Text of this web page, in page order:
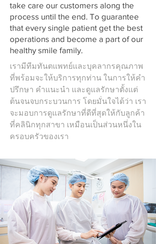
take care our customers along the
process until the end. To guarantee
that every single patient get the best
operations and become a part of our
healthy smile family.
เรามีทีมทันตแพทย์และบุคลากรคุณภาพ
ที่พร้อมจะให้บริการทุกท่าน ในการให้คำ
ปรึกษา คำแนะนำ และดูแลรักษาตั้งแต่
ต้นจนจบกระบวนการ โดยมั่นใจได้ว่า เรา
จะมอบการดูแลรักษาที่ดีที่สุดให้กับลูกค้า
ที่คลินิกทุกสาขา เหมือนเป็นส่วนหนึ่งใน
ครอบครัวของเรา